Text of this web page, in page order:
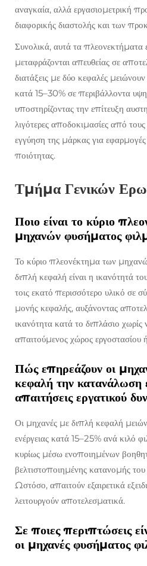
αναγκαία, αλλά εργασιομετρική
διαφορικής διαστολής και των
Συνολικά, αυτά τα πλεονεκτήματα
μεταφράζονται απευθείας σε
διατάξεις με δύο κεφαλές
κατά 15–30% σε περιβάλλοντα
υποστηρίζοντας την επίτευξη
λιγότερες αποδοκιμασίες από
εγγύηση της μάρκας για
ποιότητας.
Τμήμα Γενικών
Ποιο είναι το κύριο
μηχανών φυσήματος
Το κύριο πλεονέκτημα των
διπλή κεφαλή είναι η ικανότητά
τοις εκατό περισσότερο υλικό σε
μονής κεφαλής, αυξάνοντας
ικανότητα κατά το διπλάσιο χωρίς
απαιτούμενος χώρος
Πώς επηρεάζουν οι
κεφαλή την κατανάλωση
απαιτήσεις εργατικού
Οι μηχανές με διπλή κεφαλή
ενέργειας κατά 15–25% ανά κιλό
κυρίως μέσω ενοποιημένων
βελτιστοποιημένης κατανομής του
Ωστόσο, απαιτούν εξαιρετικά
λειτουργούν αποτελεσματικά.
Σε ποιες περιπτώσεις
οι μηχανές φυσήματος